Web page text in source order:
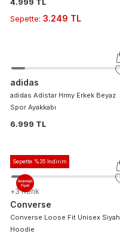
Sepette: 3.249 TL
adidas
adidas Adistar Hrmy Erkek Beyaz
Spor Ayakkabı
6.999 TL
Sepette %35 İndirim
+3 Renk
Converse
Converse Loose Fit Unisex Siyah
Hoodie